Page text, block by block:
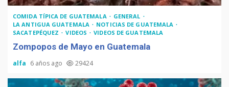
COMIDA TÍPICA DE GUATEMALA
GENERAL
LA ANTIGUA GUATEMALA
NOTICIAS DE GUATEMALA
SACATEPÉQUEZ
VIDEOS VIDEOS DE GUATEMALA
Zompopos de Mayo en Guatemala
alfa 6 años ago 29424